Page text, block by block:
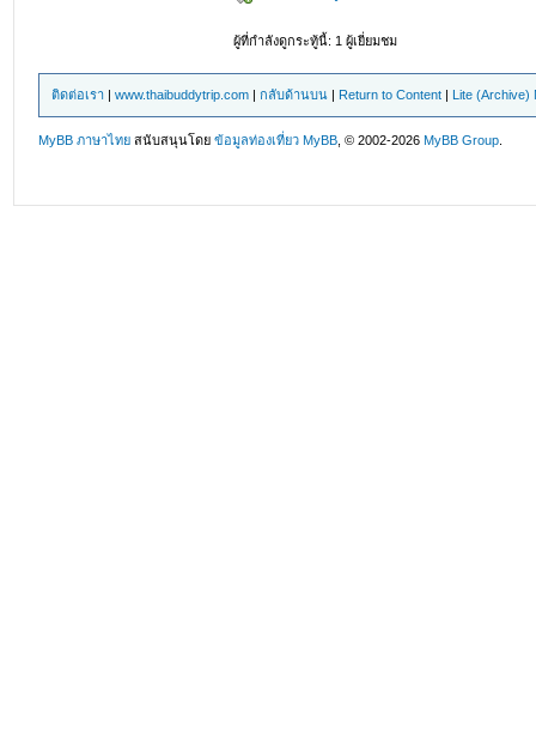
ผู้ที่กำลังดูกระทู้นี้: 1 ผู้เยี่ยมชม
ติดต่อเรา |www.thaibuddytrip.com |กลับด้านบน | Return to Content | Lite (Archive)
MyBB ภาษาไทย สนับสนุนโดยข้อมูลท่องเที่ยว MyBB , © 2002-2026MyBB Group